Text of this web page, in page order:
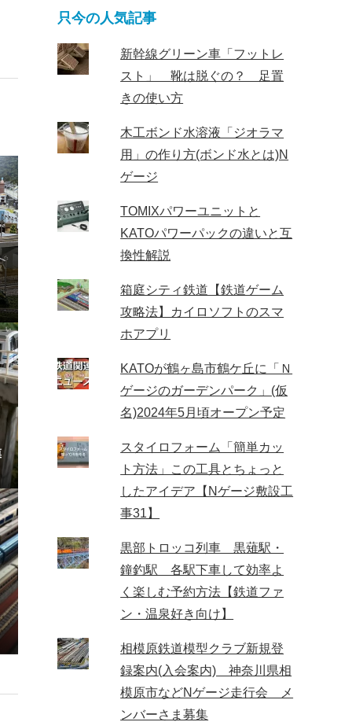
只今の人気記事
新幹線グリーン車「フットレ
スト」 靴は脱ぐの？ 足置
きの使い方
木工ボンド水溶液「ジオラマ
用」の作り方(ボンド水とは)N
ゲージ
TOMIXパワーユニットと
KATOパワーパックの違いと互
換性解説
箱庭シティ鉄道【鉄道ゲーム
攻略法】カイロソフトのスマ
ホアプリ
KATOが鶴ヶ島市鶴ケ丘に「Ｎ
ゲージのガーデンパーク」(仮
名)2024年5月頃オープン予定
スタイロフォーム「簡単カッ
ト方法」この工具とちょっと
したアイデア【Nゲージ敷設工
事31】
黒部トロッコ列車 黒薙駅・
鐘釣駅 各駅下車して効率よ
く楽しむ予約方法【鉄道ファ
ン・温泉好き向け】
相模原鉄道模型クラブ新規登
録案内(入会案内) 神奈川県相
模原市などNゲージ走行会 メ
ンバーさま募集